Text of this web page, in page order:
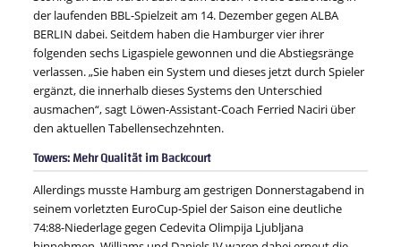
der laufenden BBL-Spielzeit am 14. Dezember gegen ALBA
BERLIN dabei. Seitdem haben die Hamburger vier ihrer
folgenden sechs Ligaspiele gewonnen und die Abstiegsränge
verlassen. „Sie haben ein System und dieses jetzt durch Spieler
ergänzt, die innerhalb dieses Systems den Unterschied
ausmachen“, sagt Löwen-Assistant-Coach Ferried Naciri über
den aktuellen Tabellensechzehnten.
Towers: Mehr Qualität im Backcourt
Allerdings musste Hamburg am gestrigen Donnerstagabend in
seinem vorletzten EuroCup-Spiel der Saison eine deutliche
74:88-Niederlage gegen Cedevita Olimpija Ljubljana